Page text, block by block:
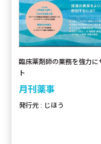
臨床薬剤師の業務を強力に
ト
月刊薬事
発行元 : じほう